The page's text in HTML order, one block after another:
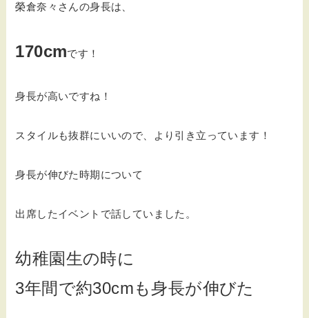
榮倉奈々さんの身長は、
170cmです！
身長が高いですね！
スタイルも抜群にいいので、より引き立っています！
身長が伸びた時期について
出席したイベントで話していました。
幼稚園生の時に
3年間で約30cmも身長が伸びた